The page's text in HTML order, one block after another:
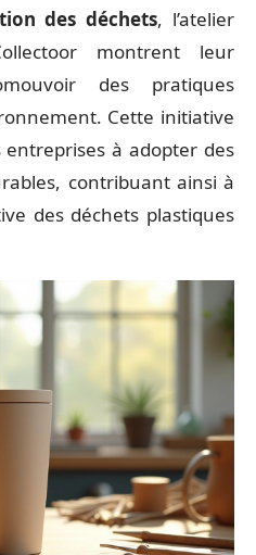
des déchets, l’atelier
montrent leur
des pratiques
Cette initiative
à adopter des
contribuant ainsi à
des déchets plastiques